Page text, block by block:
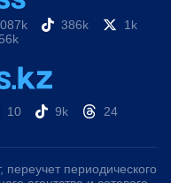
386k
1k
56k
10 9k 24
переучет периодического